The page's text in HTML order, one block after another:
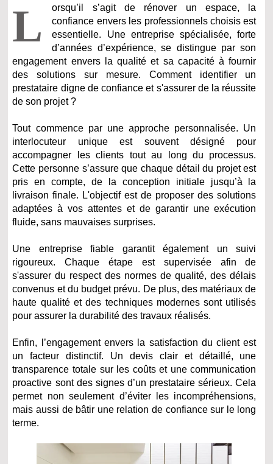
L
orsqu’il s’agit de rénover un espace, la
confiance envers les professionnels choisis est
essentielle. Une entreprise spécialisée, forte
d’années d’expérience, se distingue par son
engagement envers la qualité et sa capacité à fournir
des solutions sur mesure. Comment identifier un
prestataire digne de confiance et s'assurer de la réussite
de son projet ?
Tout commence par une approche personnalisée. Un
interlocuteur unique est souvent désigné pour
accompagner les clients tout au long du processus.
Cette personne s’assure que chaque détail du projet est
pris en compte, de la conception initiale jusqu’à la
livraison finale. L'objectif est de proposer des solutions
adaptées à vos attentes et de garantir une exécution
fluide, sans mauvaises surprises.
Une entreprise fiable garantit également un suivi
rigoureux. Chaque étape est supervisée afin de
s'assurer du respect des normes de qualité, des délais
convenus et du budget prévu. De plus, des matériaux de
haute qualité et des techniques modernes sont utilisés
pour assurer la durabilité des travaux réalisés.
Enfin, l’engagement envers la satisfaction du client est
un facteur distinctif. Un devis clair et détaillé, une
transparence totale sur les coûts et une communication
proactive sont des signes d’un prestataire sérieux. Cela
permet non seulement d’éviter les incompréhensions,
mais aussi de bâtir une relation de confiance sur le long
terme.